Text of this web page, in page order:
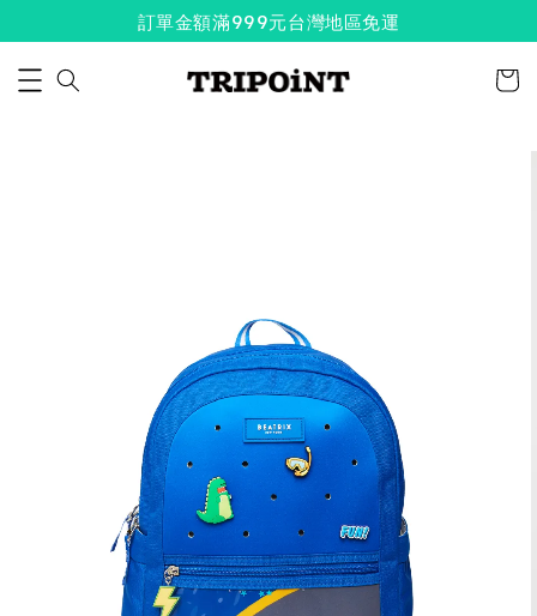
訂單金額滿999元台灣地區免運